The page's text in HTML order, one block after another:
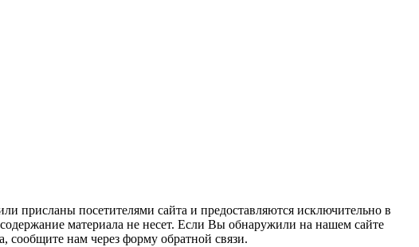
присланы посетителями сайта и предоставляются исключительно в
материала не несет. Если Вы обнаружили на нашем сайте
нам через форму обратной связи.